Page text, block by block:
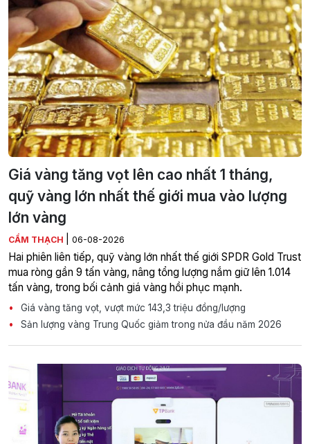
Giá vàng tăng vọt lên cao nhất 1 tháng,
quỹ vàng lớn nhất thế giới mua vào lượng
lớn vàng
CẨM THẠCH 06-08-2026
Hai phiên liên tiếp, quỹ vàng lớn nhất thế giới SPDR Gold Trust
mua ròng gần 9 tấn vàng, nâng tổng lượng nắm giữ lên 1.014
tấn vàng, trong bối cảnh giá vàng hồi phục mạnh.
Giá vàng tăng vọt, vượt mức 143,3 triệu đồng/lượng
Sản lượng vàng Trung Quốc giảm trong nửa đầu năm 2026